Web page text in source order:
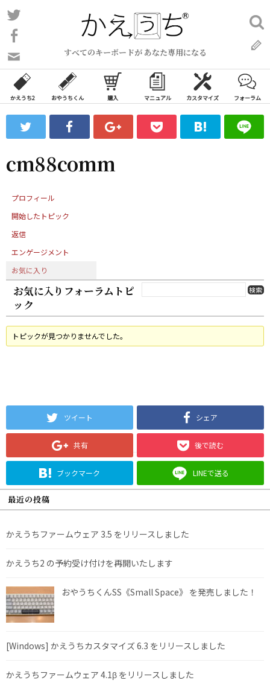
コ
ン
ン
ツ
ス
ッ
すべてのキーボードが あなた専用になる
い
合
わ
フ
ォ
ム
検
索:
かえうち2 おやうちくん 購入 マニュアル カスタマイズ フォーラム
cm88comm
プロフィール
開始したトピック
返信
エンゲージメント
お気に入り
お気に入りフォーラムトピ
ック
トピックが見つかりませんでした。
ツイート シェア
共有 後で読む
ブックマーク LINEで送る
最近の投稿
かえうちファームウェア 3.5 をリリースしました
かえうち2 の予約受け付けを再開いたします
おやうちくんSS《Small Space》 を発売しました！
[Windows] かえうちカスタマイズ 6.3 をリリースしました
かえうちファームウェア 4.1β をリリースしました